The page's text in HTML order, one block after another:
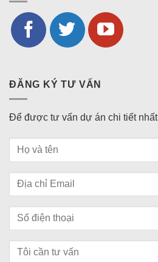
ĐĂNG KÝ TƯ VẤN
Để được tư vấn dự án chi tiết nhất